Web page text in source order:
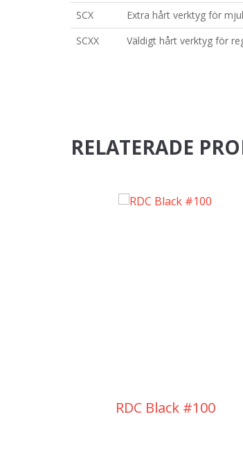
SCX
Extra hårt verktyg för
SCXX
Väldigt hårt verktyg för
RELATERADE
RDC Black #100